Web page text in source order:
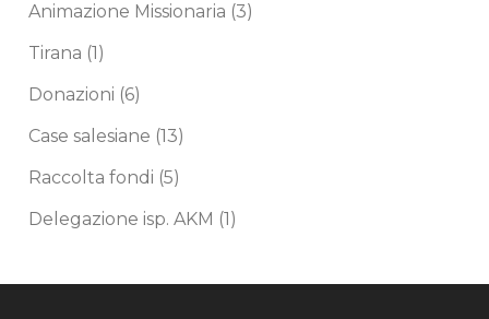
Animazione Missionaria (3)
Tirana (1)
Donazioni (6)
Case salesiane (13)
Raccolta fondi (5)
Delegazione isp. AKM (1)